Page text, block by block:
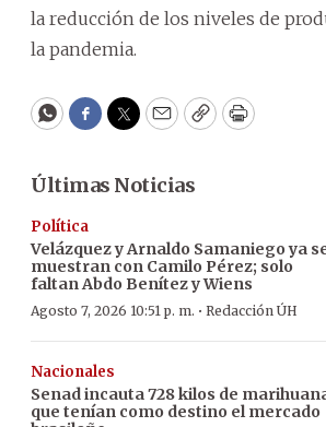
la reducción de los niveles de
la pandemia.
WhatsApp
Facebook
Twitter
EmailCopyPrint
Últimas Noticias
Política
Velázquez y Arnaldo Samaniego ya
muestran con Camilo Pérez; solo
faltan Abdo Benítez y Wiens
Agosto 7, 2026 10:51 p. m. · Redacción ÚH
Nacionales
Senad incauta 728 kilos de
que tenían como destino el mercado